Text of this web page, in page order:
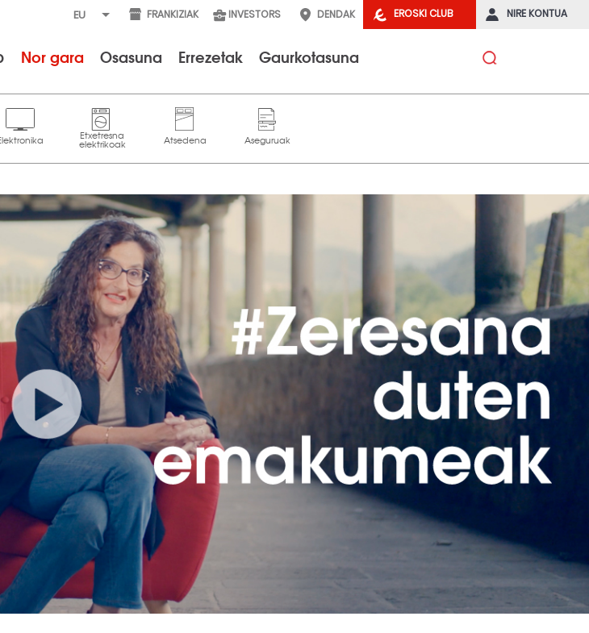
EROSKI CLUB NIRE KONTUA
FRANKIZIAK INVESTORS DENDAK
Nor gara Osasuna Errezetak Gaurkotasuna